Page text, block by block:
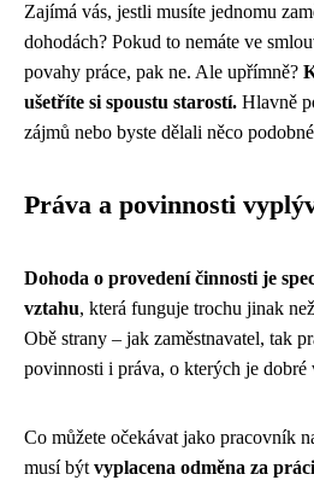
Zajímá vás, jestli musíte jednomu
dohodách? Pokud to nemáte ve
povahy práce, pak ne. Ale upřímně?
ušetříte si spoustu starostí. Hlavně
zájmů nebo byste dělali něco
Práva a povinnosti
Dohoda o provedení činnosti je
vztahu, která funguje trochu jinak
Obě strany – jak zaměstnavatel, tak
povinnosti i práva, o kterých je dobré
Co můžete očekávat jako pracovník
musí být vyplacena odměna za